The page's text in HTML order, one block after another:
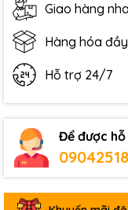
Giao hàng
Hàng hóa đầy
Hỗ trợ 24/7
Để được